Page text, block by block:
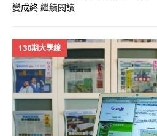
變成終 繼續閱讀
130期大學線